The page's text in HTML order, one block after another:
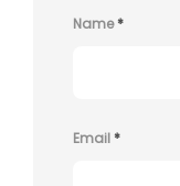
Name*
Email*